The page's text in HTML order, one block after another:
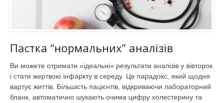
Пастка “нормальних” аналізів
Ви можете отримати «ідеальні» результати аналізів у вівторок
і стати жертвою інфаркту в середу. Це парадокс, який щодня
вартує життів. Більшість пацієнтів, відкриваючи лабораторний
бланк, автоматично шукають очима цифру холестерину та